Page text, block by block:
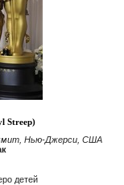
Streep)
Нью-Джерси, США
детей